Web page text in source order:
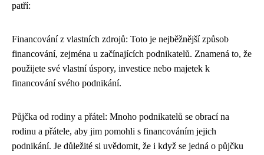
patří:
Financování z vlastních zdrojů: Toto je nejběžnější způsob
financování, zejména u začínajících podnikatelů. Znamená to, že
použijete své vlastní úspory, investice nebo majetek k
financování svého podnikání.
Půjčka od rodiny a přátel: Mnoho podnikatelů se obrací na
rodinu a přátele, aby jim pomohli s financováním jejich
podnikání. Je důležité si uvědomit, že i když se jedná o půjčku